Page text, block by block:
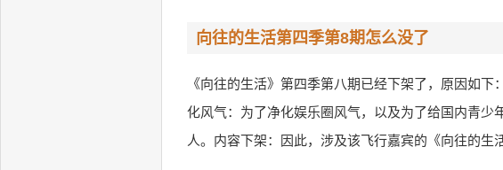
向往的生活第四季第8期怎么没了
《向往的生活》第四季第八期已经下架了，原因如
化风气：为了净化娱乐圈风气，以及为了给国内青
人。内容下架：因此，涉及该飞行嘉宾的《向往的生